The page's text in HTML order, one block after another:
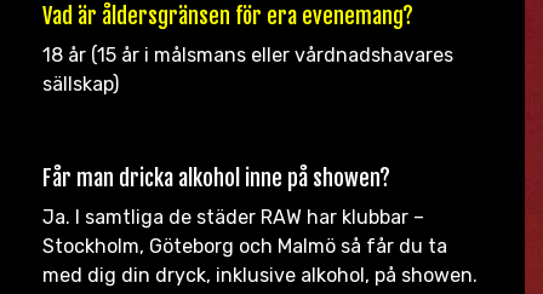
Vad är åldersgränsen för era evenemang?
18 år (15 år i målsmans eller vårdnadshavares
sällskap)
Får man dricka alkohol inne på showen?
Ja. I samtliga de städer RAW har klubbar –
Stockholm, Göteborg och Malmö så får du ta
med dig din dryck, inklusive alkohol, på showen.